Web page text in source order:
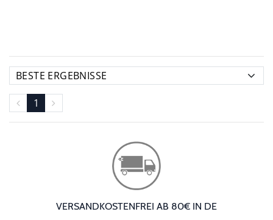
1
VERSANDKOSTENFREI AB 80€ IN DE